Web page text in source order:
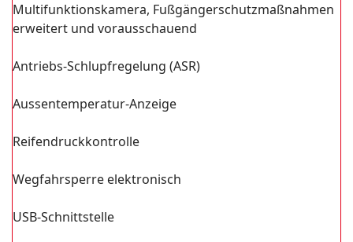
Multifunktionskamera, Fußgängerschutzmaßnahmen
erweitert und vorausschauend
Antriebs-Schlupfregelung (ASR)
Aussentemperatur-Anzeige
Reifendruckkontrolle
Wegfahrsperre elektronisch
USB-Schnittstelle